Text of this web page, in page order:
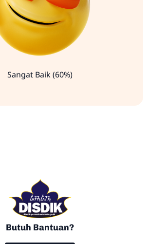
Sangat Baik (60%)
Butuh Bantuan?